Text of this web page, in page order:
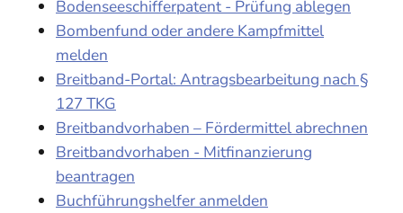
Bodenseeschifferpatent - Prüfung ablegen
Bombenfund oder andere Kampfmittel
melden
Breitband-Portal: Antragsbearbeitung nach §
127 TKG
Breitbandvorhaben – Fördermittel abrechnen
Breitbandvorhaben - Mitfinanzierung
beantragen
Buchführungshelfer anmelden